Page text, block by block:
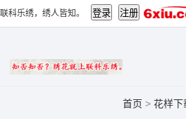
联科乐绣，绣人皆知。
首页 > 花样下